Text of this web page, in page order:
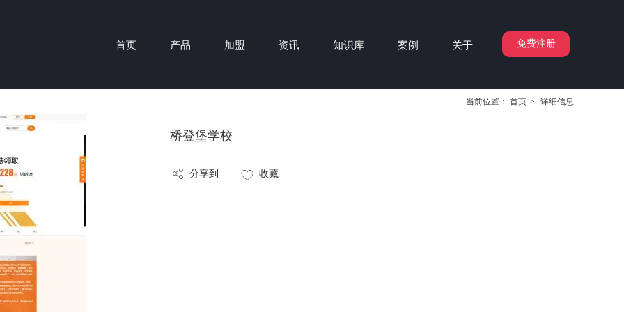
免费注册
首页 产品 加盟 资讯 知识库 案例 关于
当前位置： 首页 > 详细信息
桥登堡学校
分享到 收藏